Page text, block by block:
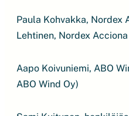
Paula Kohvakka, Nordex
Lehtinen, Nordex
Aapo Koivuniemi, ABO
ABO Wind Oy)